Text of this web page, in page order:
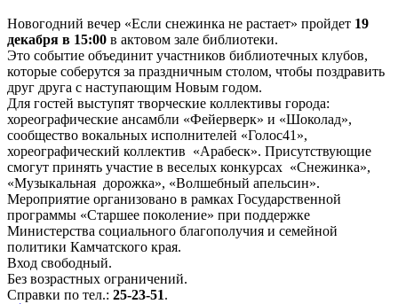
Новогодний вечер «Если снежинка не растает» пройдет 19
декабря в 15:00 в актовом зале библиотеки.
Это событие объединит участников библиотечных клубов,
которые соберутся за праздничным столом, чтобы поздравить
друг друга с наступающим Новым годом.
Для гостей выступят творческие коллективы города:
хореографические ансамбли «Фейерверк» и «Шоколад»,
сообщество вокальных исполнителей «Голос41»,
хореографический коллектив «Арабеск». Присутствующие
смогут принять участие в веселых конкурсах «Снежинка»,
«Музыкальная дорожка», «Волшебный апельсин».
Мероприятие организовано в рамках Государственной
программы «Старшее поколение» при поддержке
Министерства социального благополучия и семейной
политики Камчатского края.
Вход свободный.
Без возрастных ограничений.
Справки по тел.: 25-23-51.